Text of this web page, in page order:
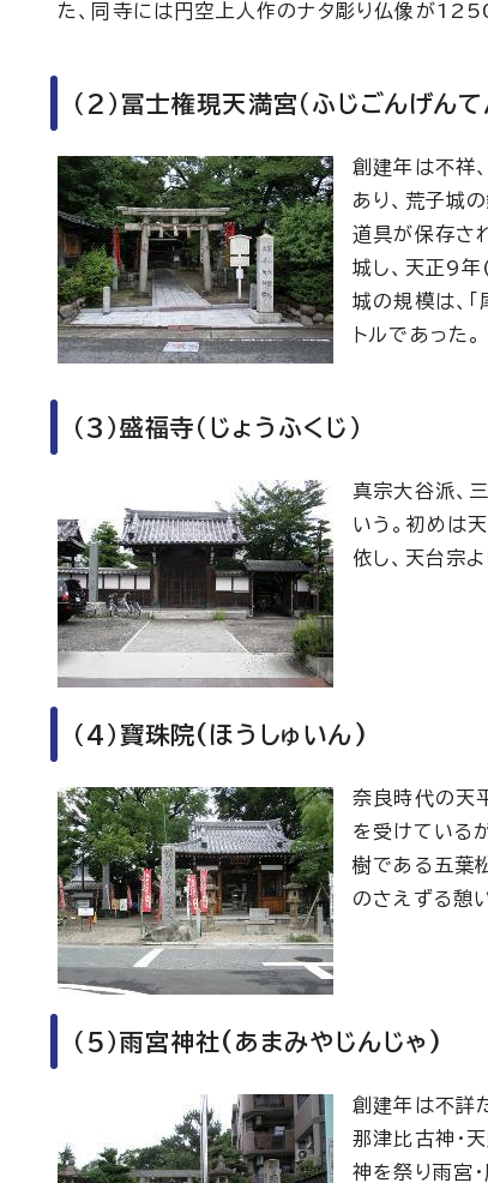
た、同寺には円空上人作のナタ彫り仏像が
（2）冨士権現天満宮（ふじごんげん
創建年は不祥
あり、荒子城
道具が保存さ
城し、天正9
城の規模は、
トルであった。
（3）盛福寺（じょうふくじ）
真宗大谷派、
いう。初めは
依し、天台宗よ
（4）寶珠院(ほうしゅいん)
奈良時代の天
を受けている
樹である五葉
のさえずる憩
（5）雨宮神社(あまみやじんじゃ)
創建年は不詳
那津比古神・
神を祭り雨宮